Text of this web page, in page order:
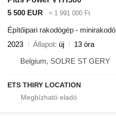
5 500 EUR
≈ 1 991 000 Ft
Építőipari rakodógép - minirakodó
2023
Állapot új
13 óra
Belgium, SOLRE ST GERY
ETS THIRY LOCATION